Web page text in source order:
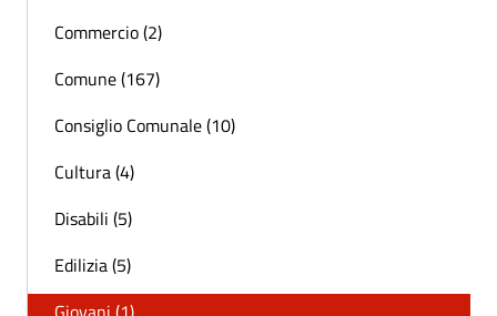
Commercio (2)
Comune (167)
Consiglio Comunale (10)
Cultura (4)
Disabili (5)
Edilizia (5)